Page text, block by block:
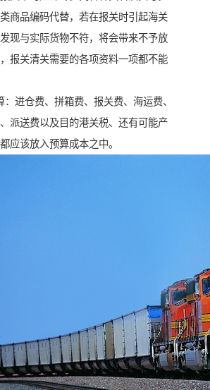
商品编码代替，若在报关时引起海关
现与实际货物不符，将会带来不予放
报关清关需要的各项资料一项都不能
：进仓费、拼箱费、报关费、海运费、
派送费以及目的港关税、还有可能产
应该放入预算成本之中。